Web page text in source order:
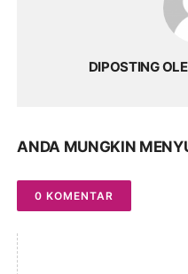
DIPOSTING
ANDA MUNGKIN
0 KOMENTAR